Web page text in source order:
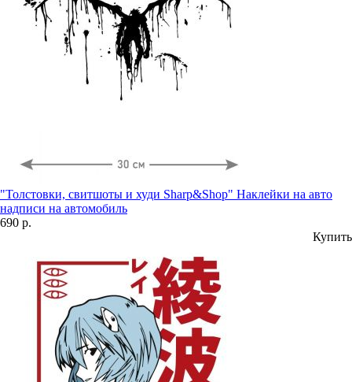
"Толстовки, свитшоты и худи Sharp&Shop" Наклейки на авто
надписи на автомобиль
690 р.
Купить